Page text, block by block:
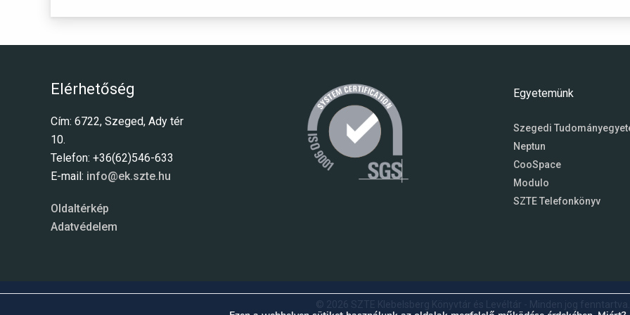
Elérhetőség
Cím: 6722, Szeged, Ady tér
10.
Telefon: +36(62)546-633
E-mail: info@ek.szte.hu
Oldaltérkép
Adatvédelem
Egyetemünk
Szegedi
Neptun
CooSpace
Modulo
SZTE Telefonkönyv